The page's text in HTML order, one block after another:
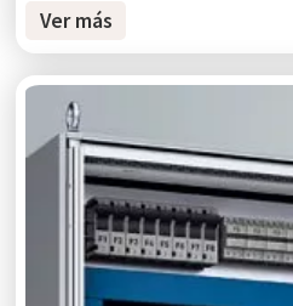
Ver más